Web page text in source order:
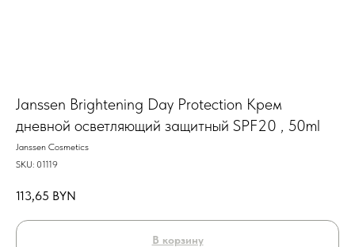
Janssen Brightening Day Protection Крем
дневной осветляющий защитный SPF20 , 50ml
Janssen Cosmetics
SKU: 01119
113,65 BYN
В корзину